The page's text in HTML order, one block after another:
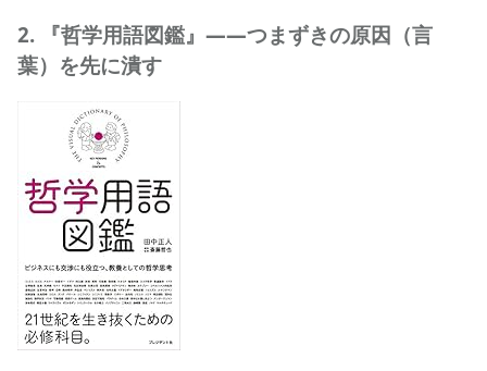
2. 『哲学用語図鑑』——つまずきの原因（言
葉）を先に潰す
哲学用語図鑑の商品ページへ